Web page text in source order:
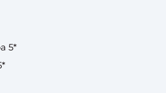
5*